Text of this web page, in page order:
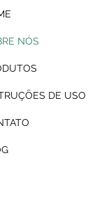
NÓS
DE USO